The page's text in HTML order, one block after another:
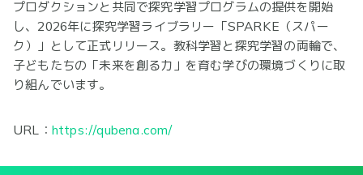
プロダクションと共同で探究学習プログラムの提供を開始
し、2026年に探究学習ライブラリー「SPARKE（スパー
ク）」として正式リリース。教科学習と探究学習の両輪で、
子どもたちの「未来を創る力」を育む学びの環境づくりに取
り組んでいます。
URL： https://qubena.com/